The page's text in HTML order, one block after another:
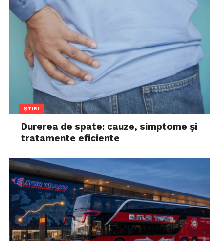
ȘTIRI
Durerea de spate: cauze, simptome și
tratamente eficiente